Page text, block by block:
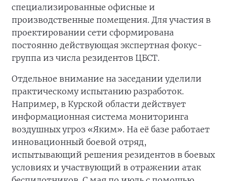
специализированные офисные и
производственные помещения. Для участия в
проектировании сети сформирована
постоянно действующая экспертная фокус-
группа из числа резидентов ЦБСТ.
Отдельное внимание на заседании уделили
практическому испытанию разработок.
Например, в Курской области действует
информационная система мониторинга
воздушных угроз «Яким». На её базе работает
инновационный боевой отряд,
испытывающий решения резидентов в боевых
условиях и участвующий в отражении атак